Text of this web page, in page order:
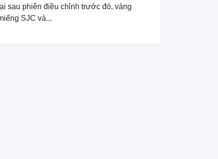
lại sau phiên điều chỉnh trước đó, vàng
SJC và...